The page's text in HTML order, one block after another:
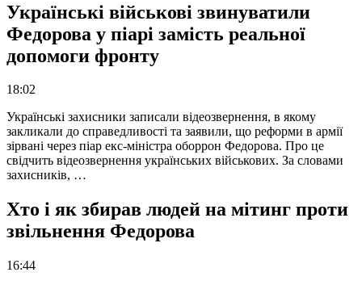
Українські військові звинуватили
Федорова у піарі замість реальної
допомоги фронту
18:02
Українські захисники записали відеозвернення, в якому
закликали до справедливості та заявили, що реформи в армії
зірвані через піар екс-міністра оборрон Федорова. Про це
свідчить відеозвернення українських військових. За словами
захисників, …
Хто і як збирав людей на мітинг проти
звільнення Федорова
16:44